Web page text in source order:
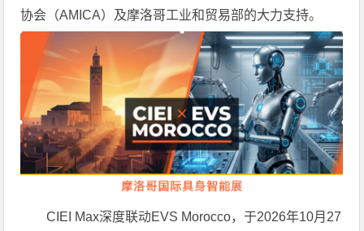
协会（AMICA）及摩洛哥工业和贸易部的大力支持。
CIEI Max深度联动EVS Morocco，于2026年10月27